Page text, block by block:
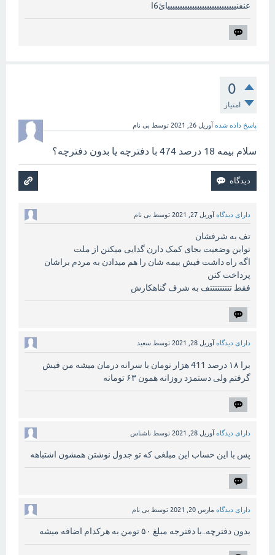
عنفنییییییییییییییییییییییییییییائ6ا
0
امتیاز
پاسخ داده شده آوریل 26, 2021 توسط بی نام
سلام بیمه 18 درصد 474 با دفترچه یا بدون دفترچه؟
دارای دیدگاه آوریل 27, 2021 توسط بی نام
تف به شرفشان
تواین وضعیت بجای کمک دارن گدایی میکنن از ملت
اگه راه داشت فیش بیمه شان را هم میدادن به مردم براشان
پرداخت کنن
فقط تتتتتتتتتف به شرف گناهکارش
دارای دیدگاه آوریل 28, 2021 توسط سعید
برا ۱۸ درصد 411 هزار تومان با سرانه درمان میشه من فیش
گرفتم ولی دستمزد روزانه همون ۶۳ تومانه
دارای دیدگاه آوریل 28, 2021 توسط ناشناس
پس با این حساب این مبلغی که تو جدول نوشتن همشون اشتباهه
دارای دیدگاه مارس 20, 2021 توسط بی نام
بدون دفترچه..با دفترجه مبلغ ۵۰ تومن به هرکدام اضافه میشه